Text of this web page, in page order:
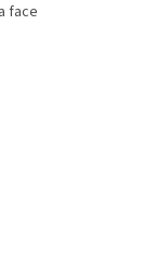
face